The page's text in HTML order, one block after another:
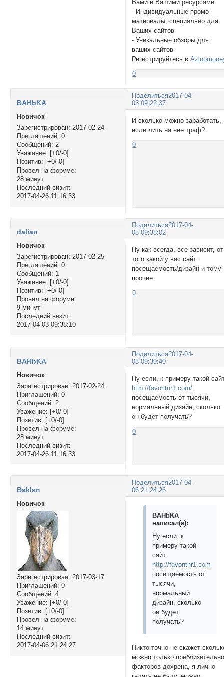
Вами и Вашими ресурсами
- Индивидуальные промо-
материалы, специально для
Ваших сайтов
- Уникальные обзоры для
ваших сайтов
Регистрируйтесь в
0
Поделиться2017-04-
03 09:22:37
BAHbKA
Новичок
Зарегистрирован: 2017-02-24
Приглашений: 0
Сообщений: 2
Уважение: [+0/-0]
Позитив: [+0/-0]
Провел на форуме:
28 минут
Последний визит:
2017-04-26 11:16:33
И сколько можно заработать,
если лить на нее траф?
0
Поделиться2017-04-
03 09:38:02
dalian
Новичок
Зарегистрирован: 2017-02-25
Приглашений: 0
Сообщений: 1
Уважение: [+0/-0]
Позитив: [+0/-0]
Провел на форуме:
9 минут
Последний визит:
2017-04-03 09:38:10
Ну как всегда, все зависит, от
того какой у вас сайт
посещаемость/дизайн и тому
прочее
0
Поделиться2017-04-
03 09:39:40
BAHbKA
Новичок
Зарегистрирован: 2017-02-24
Приглашений: 0
Сообщений: 2
Уважение: [+0/-0]
Позитив: [+0/-0]
Провел на форуме:
28 минут
Последний визит:
2017-04-26 11:16:33
Ну если, к примеру такой
http://favoritnr1.com/,
посещаемость от тысячи,
нормальный дизайн, сколько
он будет получать?
0
Поделиться2017-04-
06 21:24:26
Baklan
Новичок
Зарегистрирован: 2017-03-17
Приглашений: 0
Сообщений: 4
Уважение: [+0/-0]
Позитив: [+0/-0]
Провел на форуме:
14 минут
Последний визит:
2017-04-06 21:24:27
BAHbKA
написал(а):
Ну если, к
примеру такой
сайт
http://favoritnr1.com/,
посещаемость от
тысячи,
нормальный
дизайн, сколько
он будет
получать?
Никто точно не скажет
можно только
факторов дохрена, я лично